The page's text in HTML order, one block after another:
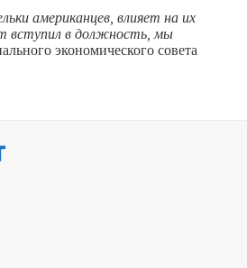
американцев, влияет на их
вступил в должность, мы
экономического совета